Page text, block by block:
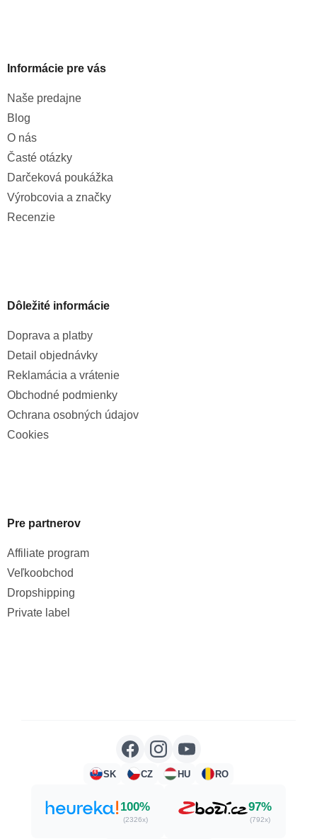
Informácie pre vás
Naše predajne
Blog
O nás
Časté otázky
Darčeková poukážka
Výrobcovia a značky
Recenzie
Dôležité informácie
Doprava a platby
Detail objednávky
Reklamácia a vrátenie
Obchodné podmienky
Ochrana osobných údajov
Cookies
Pre partnerov
Affiliate program
Veľkoobchod
Dropshipping
Private label
SK CZ HU RO
100%
(2326x)
97%
(792x)